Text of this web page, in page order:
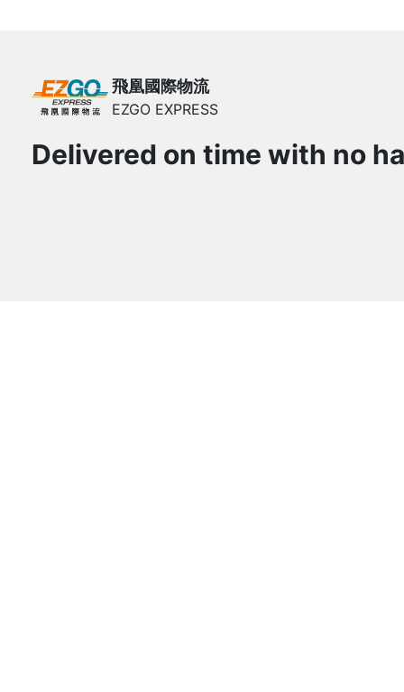
飛凰國際物流
EZGO EXPRESS
Delivered on time with no